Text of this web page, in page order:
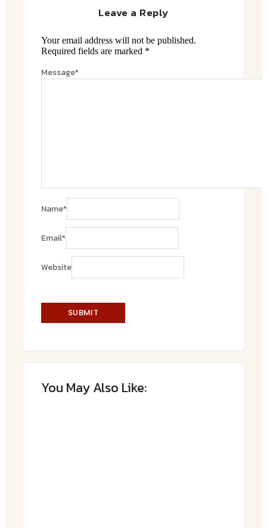
Leave a Reply
Your email address will not be published.
Required fields are marked *
Message*
Name*
Email*
Website
You May Also Like: